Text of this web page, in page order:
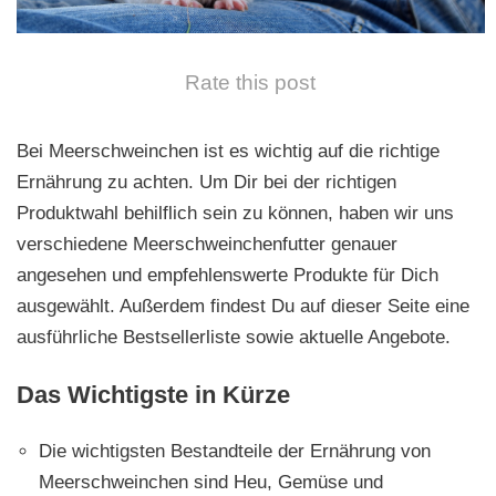
Rate this post
Bei Meerschweinchen ist es wichtig auf die richtige
Ernährung zu achten. Um Dir bei der richtigen
Produktwahl behilflich sein zu können, haben wir uns
verschiedene Meerschweinchenfutter genauer
angesehen und empfehlenswerte Produkte für Dich
ausgewählt. Außerdem findest Du auf dieser Seite eine
ausführliche Bestsellerliste sowie aktuelle Angebote.
Das Wichtigste in Kürze
Die wichtigsten Bestandteile der Ernährung von
Meerschweinchen sind Heu, Gemüse und